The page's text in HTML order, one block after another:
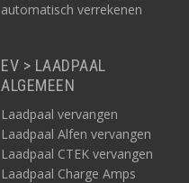
automatisch verrekenen
EV > LAADPAAL
ALGEMEEN
Laadpaal vervangen
Laadpaal Alfen vervangen
Laadpaal CTEK vervangen
Laadpaal Charge Amps